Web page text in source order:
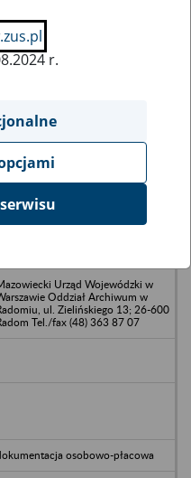
Budowy
Urząd Wojewódzki w
Oddział Archiwum w
ul. Zielińskiego 13; 26-600
Tel./fax (48) 363 87 07
osobowo-płacowa
r.